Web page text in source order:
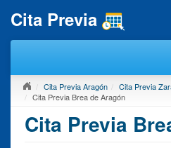
Cita Previa
Cita Previa Aragón
Cita Previa
Cita Previa Brea de Aragón
Cita Previa